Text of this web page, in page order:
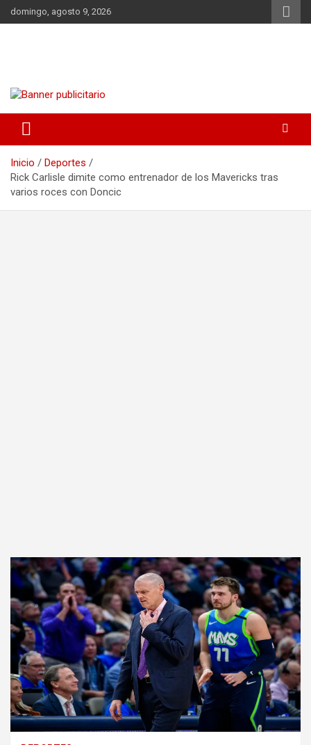
Saltar
al
domingo, agosto 9, 2026
Inicio
Deportes
Rick Carlisle dimite como entrenador de los Mavericks tras
varios roces con Doncic